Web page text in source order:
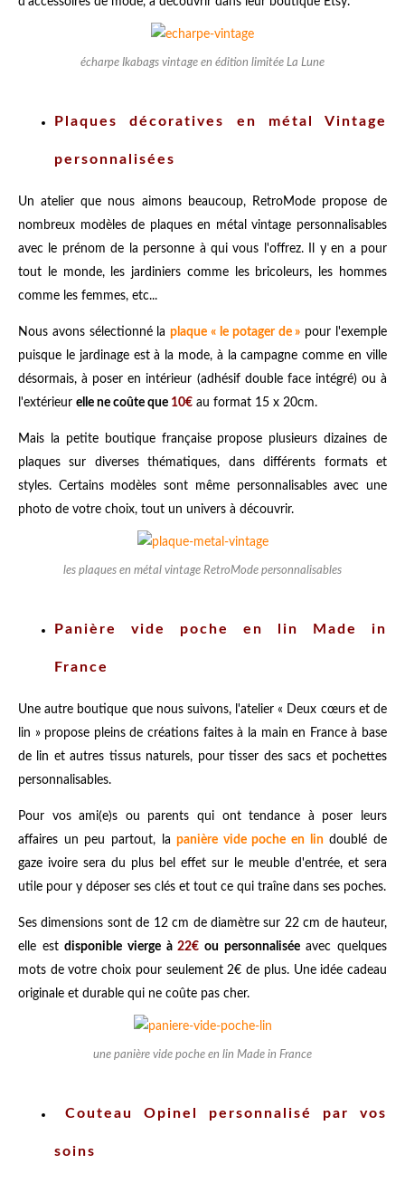
écharpe Ikabags vintage en édition limitée La Lune
Plaques décoratives en métal Vintage
personnalisées
Un atelier que nous aimons beaucoup, RetroMode propose de
nombreux modèles de plaques en métal vintage personnalisables
avec le prénom de la personne à qui vous l'offrez. Il y en a pour
tout le monde, les jardiniers comme les bricoleurs, les hommes
comme les femmes, etc...
Nous avons sélectionné laplaque « le potager de » pour l'exemple
puisque le jardinage est à la mode, à la campagne comme en ville
désormais, à poser en intérieur (adhésif double face intégré) ou à
l'extérieur elle ne coûte que 10€ au format 15 x 20cm.
Mais la petite boutique française propose plusieurs dizaines de
plaques sur diverses thématiques, dans différents formats et
styles. Certains modèles sont même personnalisables avec une
photo de votre choix, tout un univers à découvrir.
les plaques en métal vintage RetroMode personnalisables
Panière vide poche en lin Made in
France
Une autre boutique que nous suivons, l'atelier « Deux cœurs et de
lin » propose pleins de créations faites à la main en France à base
de lin et autres tissus naturels, pour tisser des sacs et pochettes
personnalisables.
Pour vos ami(e)s ou parents qui ont tendance à poser leurs
affaires un peu partout, lapanière vide poche en lindoublé de
gaze ivoire sera du plus bel effet sur le meuble d'entrée, et sera
utile pour y déposer ses clés et tout ce qui traîne dans ses poches.
Ses dimensions sont de 12 cm de diamètre sur 22 cm de hauteur,
elle estdisponible vierge à22€ ou personnaliséeavec quelques
mots de votre choix pour seulement 2€ de plus. Une idée cadeau
originale et durable qui ne coûte pas cher.
une panière vide poche en lin Made in France
Couteau Opinel personnalisé par vos
soins